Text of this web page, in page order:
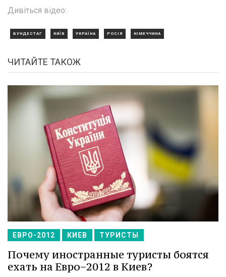
Дивіться відео:
БУНДЕСТАГ КИЇВ УКРАЇНА РОСІЯ НІМЕЧЧИНА
ЧИТАЙТЕ ТАКОЖ
ЕВРО-2012 КИЕВ ТУРИСТЫ
Почему иностранные туристы боятся
ехать на Евро−2012 в Киев?